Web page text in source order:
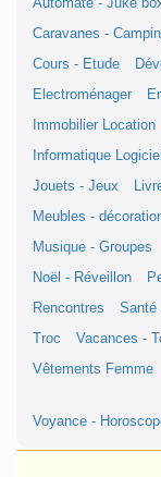
Automate - Juke
Caravanes -
Cours - Etude
Electroménager
Immobilier Location
Informatique
Jouets - Jeux
Meubles -
Musique - Groupes
Noël - Réveillon
Rencontres
Santé
Troc
Vacances -
Vêtements Femme
Voyance -